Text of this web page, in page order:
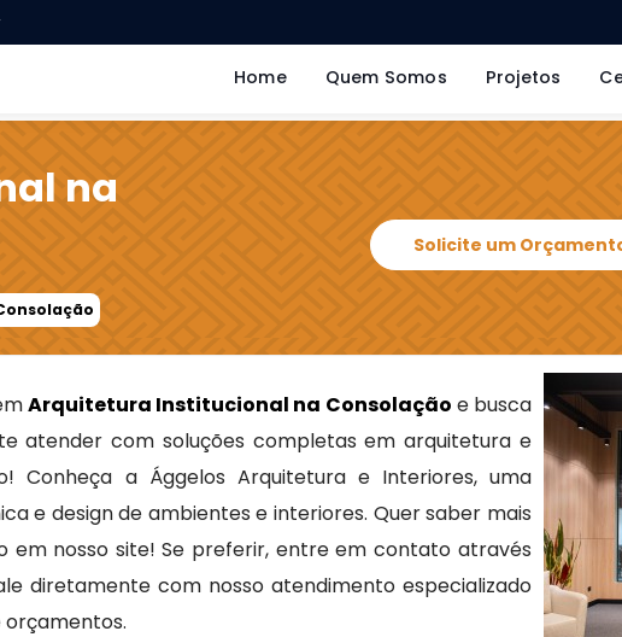
Home Quem Somos Projetos
na
Solicite um
Arquitetura Institucional na Consolação e busca
atender com soluções completas em arquitetura e
Conheça a Ággelos Arquitetura e Interiores, uma
e design de ambientes e interiores. Quer saber mais
em nosso site! Se preferir, entre em contato através
diretamente com nosso atendimento especializado
orçamentos.